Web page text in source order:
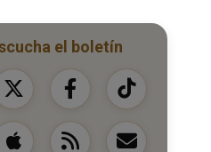
el boletín